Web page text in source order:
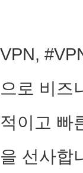
로 비즈
이고 빠
선사합